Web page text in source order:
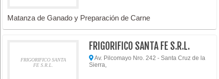
Matanza de Ganado y Preparación de Carne
FRIGORIFICO SANTA
FE S.R.L.
FRIGORIFICO SANTA FE S.R.L.
Av. Pilcomayo Nro. 242 - Santa Cruz de la
Sierra,